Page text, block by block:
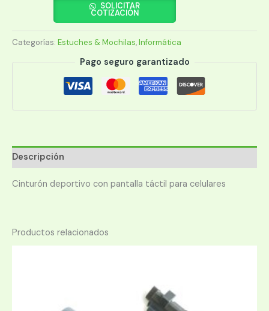
ARG-
AC-
SOLICITAR
COTIZACIÓN
Categorías: Estuches & Mochilas,Informática
Pago seguro garantizado
Descripción
Cinturón deportivo con pantalla táctil para celulares
Productos relacionados